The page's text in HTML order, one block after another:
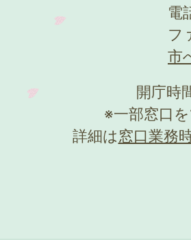
電
フ
市
開庁時
※一部窓口
詳細は窓口業務